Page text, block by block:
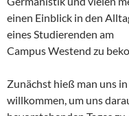
einen Einblick in den
eines Studierenden am
Campus Westend zu
Zunächst hieß man uns
willkommen, um uns